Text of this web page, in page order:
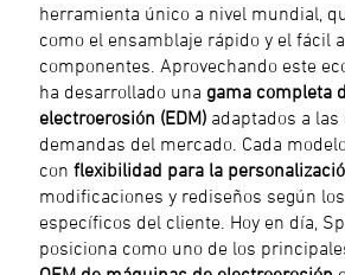
herramienta único a nivel mundial,
como el ensamblaje rápido y el fácil
componentes. Aprovechando este
ha desarrollado una gama completa
electroerosión (EDM) adaptados a las
demandas del mercado. Cada
conflexibilidad para la
modificaciones y rediseños según
específicos del cliente. Hoy en día,
posiciona como uno de los